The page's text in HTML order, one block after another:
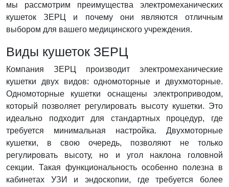
мы рассмотрим преимущества электромеханических
кушеток ЗЕРЦ и почему они являются отличным
выбором для вашего медицинского учреждения.
Виды кушеток ЗЕРЦ
Компания ЗЕРЦ производит электромеханические
кушетки двух видов: одномоторные и двухмоторные.
Одномоторные кушетки оснащены электроприводом,
который позволяет регулировать высоту кушетки. Это
идеально подходит для стандартных процедур, где
требуется минимальная настройка. Двухмоторные
кушетки, в свою очередь, позволяют не только
регулировать высоту, но и угол наклона головной
секции. Такая функциональность особенно полезна в
кабинетах УЗИ и эндоскопии, где требуется более